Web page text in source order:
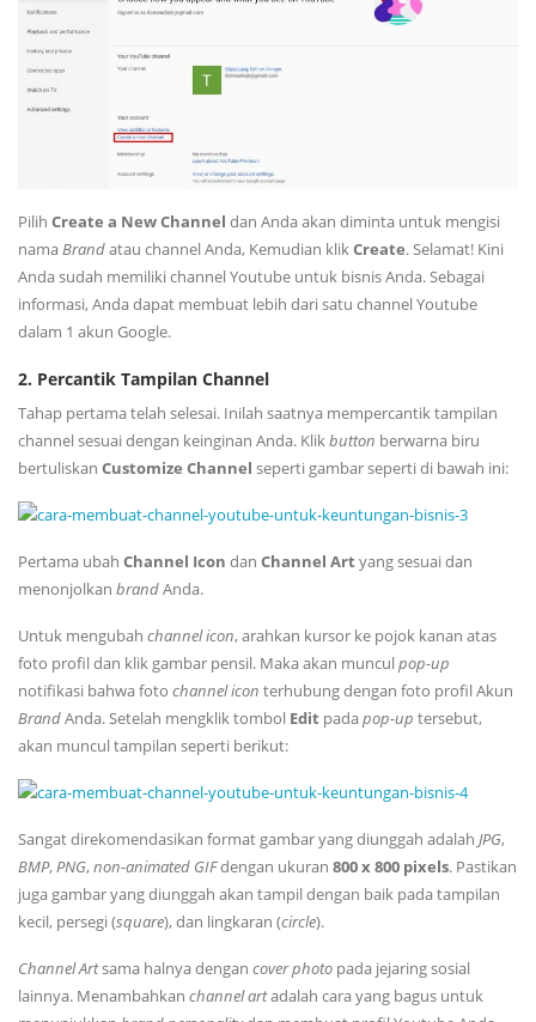
Pilih Create a New Channel dan Anda akan diminta untuk mengisi
namaBrandatau channel Anda, Kemudian klikCreate. Selamat! Kini
Anda sudah memiliki channel Youtube untuk bisnis Anda. Sebagai
informasi, Anda dapat membuat lebih dari satu channel Youtube
dalam 1 akun Google.
2. Percantik Tampilan Channel
Tahap pertama telah selesai. Inilah saatnya mempercantik tampilan
channel sesuai dengan keinginan Anda. Klikbutton berwarna biru
bertuliskan Customize Channel seperti gambar seperti di bawah ini:
Pertama ubah Channel Icon dan Channel Art yang sesuai dan
menonjolkan brandAnda.
Untuk mengubah channelicon, arahkan kursor ke pojok kanan atas
foto profil dan klik gambar pensil. Maka akan munculpop-up
notifikasi bahwa foto channelicon terhubung dengan foto profil Akun
BrandAnda. Setelah mengklik tombol Edit padapop-up tersebut,
akan muncul tampilan seperti berikut:
Sangat direkomendasikan format gambar yang diunggah adalah JPG,
BMP,PNG,non-animated GIFdengan ukuran 800 x 800 pixels. Pastikan
juga gambar yang diunggah akan tampil dengan baik pada tampilan
kecil, persegi (square), dan lingkaran (circle).
ChannelArtsama halnya dengan coverphoto pada jejaring sosial
lainnya. Menambahkan channelartadalah cara yang bagus untuk